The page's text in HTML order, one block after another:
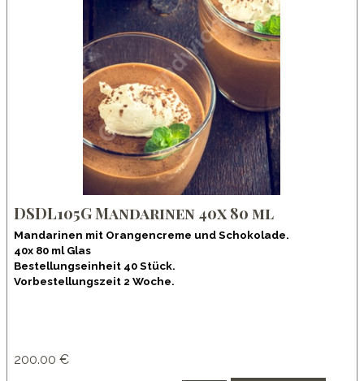
DSDL105G Mandarinen 40x 80 ml
Mandarinen mit Orangencreme und Schokolade.
40x 80 ml Glas
Bestellungseinheit 40 Stück.
Vorbestellungszeit 2 Woche.
200.00 €